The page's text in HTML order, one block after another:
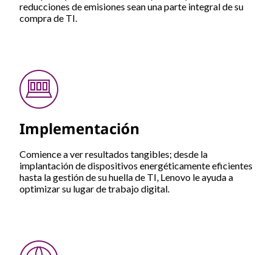
reducciones de emisiones sean una parte integral de su
compra de TI.
Implementación
Comience a ver resultados tangibles; desde la
implantación de dispositivos energéticamente eficientes
hasta la gestión de su huella de TI, Lenovo le ayuda a
optimizar su lugar de trabajo digital.